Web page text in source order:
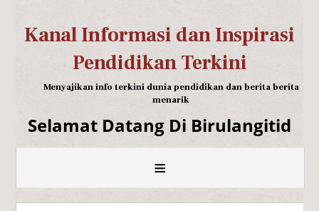
Kanal Informasi dan Inspirasi
Pendidikan Terkini
Menyajikan info terkini dunia pendidikan dan berita berita
menarik
Selamat Datang Di Birulangitid
≡